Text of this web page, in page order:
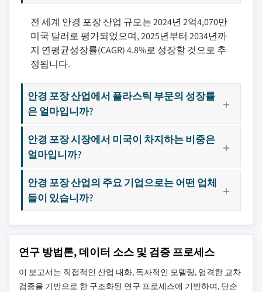
전 세계 안경 포장 산업 규모는 2024년 2억4,070만
미국 달러로 평가되었으며, 2025년부터 2034년까
지 연평균성장률(CAGR) 4.8%로 성장할 것으로 추
정됩니다.
안경 포장 산업에서 플라스틱 부문의 성장률
은 얼마입니까?
안경 포장 시장에서 미국이 차지하는 비중은
얼마입니까?
안경 포장 산업의 주요 기업으로는 어떤 업체
들이 있습니까?
연구 방법론, 데이터 소스 및 검증 프로세스
이 보고서는 직접적인 산업 대화, 독자적인 모델링, 엄격한 교차
검증을 기반으로 한 구조화된 연구 프로세스에 기반하며, 단순